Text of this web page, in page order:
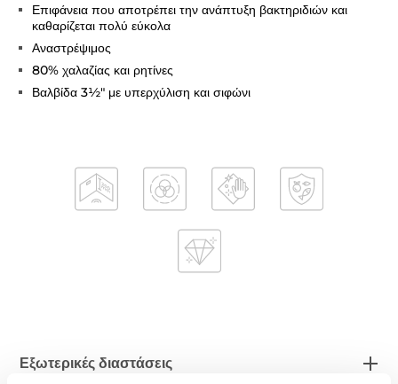
Επιφάνεια που αποτρέπει την ανάπτυξη βακτηριδιών και
καθαρίζεται πολύ εύκολα
Αναστρέψιμος
80% χαλαζίας και ρητίνες
Βαλβίδα 3½" με υπερχύλιση και σιφώνι
Εξωτερικές διαστάσεις